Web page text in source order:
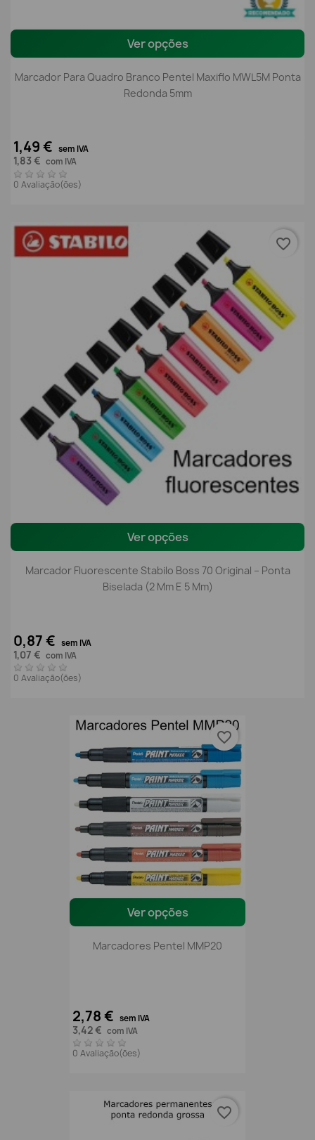
Ver opções
Marcador Para Quadro Branco Pentel Maxiflo MWL5M Ponta
Redonda 5mm
1,49 € sem IVA
1,83 € com IVA
0 Avaliação(ões)
Ver opções
Marcador Fluorescente Stabilo Boss 70 Original – Ponta
Biselada (2 Mm E 5 Mm)
0,87 € sem IVA
1,07 € com IVA
0 Avaliação(ões)
favorite_border
Ver opções
Marcadores Pentel MMP20
2,78 € sem IVA
3,42 € com IVA
0 Avaliação(ões)
favorite_border
favorite_border